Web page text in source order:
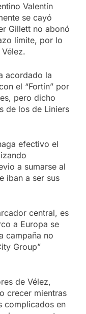
Valentín
se cayó
Gillett no abonó
límite, por lo
acordado la
el “Fortín” por
pero dicho
de los de Liniers
efectivo el
a sumarse al
iban a ser sus
central, es
a Europa se
campaña no
Group”
de Vélez,
crecer mientras
complicados en